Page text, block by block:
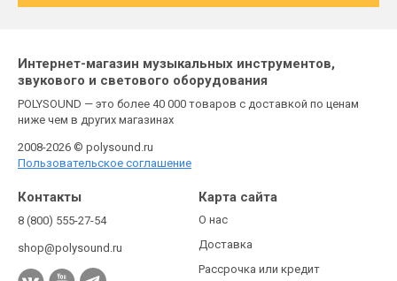
Интернет-магазин музыкальных инструментов,
звукового и светового оборудования
POLYSOUND — это более 40 000 товаров с доставкой по ценам
ниже чем в других магазинах
2008-2026 © polysound.ru
Пользовательское соглашение
Контакты
8 (800) 555-27-54
shop@polysound.ru
Карта сайта
О нас
Доставка
Рассрочка или кредит